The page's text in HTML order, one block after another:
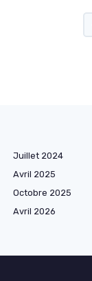
Juillet 2024
Avril 2025
Octobre 2025
Avril 2026